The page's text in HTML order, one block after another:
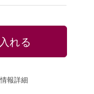
報詳細